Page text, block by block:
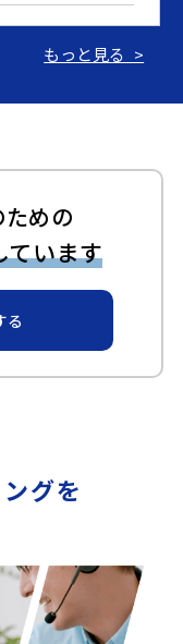
みのセルフラー
で紹介されまし
もっと見る >
めの
ています
る
グを